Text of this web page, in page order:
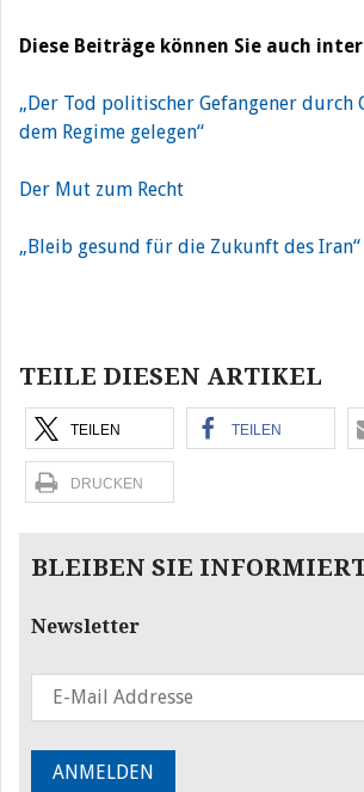
Diese Beiträge können Sie auch
„Der Tod politischer Gefangener durch
dem Regime gelegen“
Der Mut zum Recht
„Bleib gesund für die Zukunft des Iran“
TEILE DIESEN ARTIKEL
TEILEN TEILEN
DRUCKEN
BLEIBEN SIE
Newsletter